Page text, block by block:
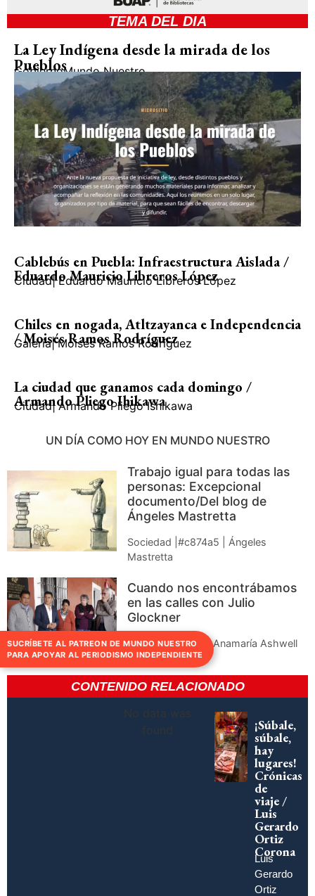
TEMA DEL DIA
La Ley Indígena desde la mirada de los
Pueblos
GobiernoMundo Nuestro
Cablebús en Puebla: Infraestructura Aislada /
Eduardo Mauricio Libreros López
Ciudad| Eduardo Mauricio Libreros López
Chiles en nogada, Atltzayanca e Independencia
/ Moisés Ramos Rodríguez
Galería| Moisés Ramos Rodríguez
La ciudad que ganamos cada domingo /
Armando Pliego Ihikawa
Ciudad| Armando Pliego Ishikawa
UN DÍA COMO HOY EN MUNDO NUESTRO
Trabajo igual para todas las
personas: Excepcional
documento/Del blog de
Ángeles Mastretta
Sociedad |#c874a5 | Ángeles
Mastretta
Cuando nos encontrábamos
en las calles con Julio
Glockner
Cultura |#ffcc00 | Anamaría Ashwell
CONTENIDO RELACIONADO
No data was
found
¡Súbale,
súbale,
hay
lugares!
Crónicas
de
viaje /
Luis
Gerardo
Ortiz
Corona
Luis
Gerardo
Ortiz
SUCRÍBETE AL PATREON DE MUNDO NUESTRO
PARA APOYAR AL PERIODISMO INDEPENDIENTE